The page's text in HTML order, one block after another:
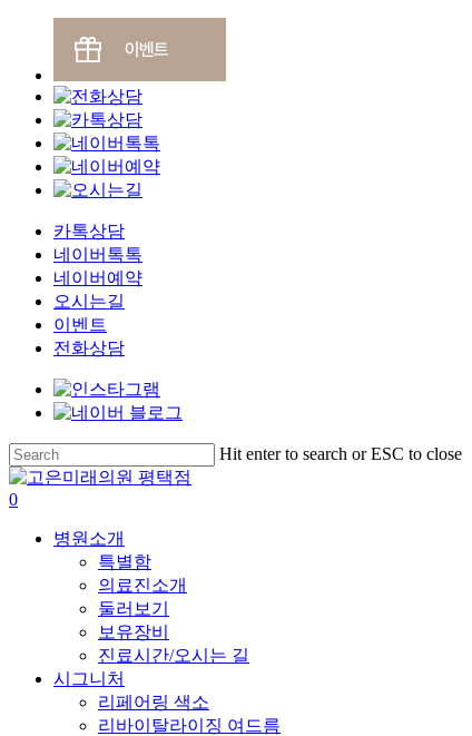
카톡상담
네이버톡톡
네이버예약
오시는길
이벤트
전화상담
Skip
to
main
content
Hit enter to search or ESC to close
Close
Search
search
0
병원소개
특별함
의료진소개
둘러보기
보유장비
진료시간/오시는 길
시그니처
리페어링 색소
리바이탈라이징 여드름